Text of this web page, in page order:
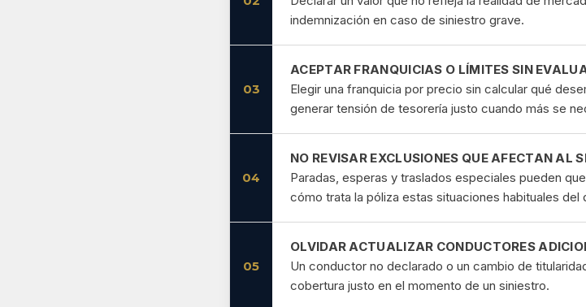
indemnización en caso de siniestro grave.
03
ACEPTAR FRANQUICIAS O LÍMITES SIN
Elegir una franquicia por precio sin calcular qué
generar tensión de tesorería justo cuando más se
04
NO REVISAR EXCLUSIONES QUE AFECTAN AL
Paradas, esperas y traslados especiales pueden
cómo trata la póliza estas situaciones habituales del
05
OLVIDAR ACTUALIZAR CONDUCTORES
Un conductor no declarado o un cambio de
cobertura justo en el momento de un siniestro.